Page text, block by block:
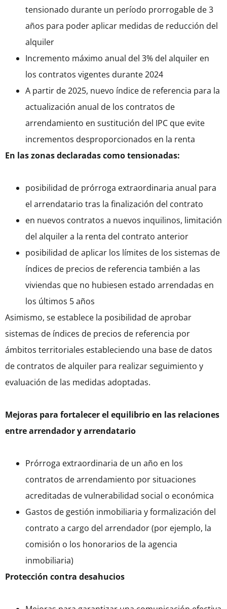
tensionado durante un período prorrogable de 3
años para poder aplicar medidas de reducción del
alquiler
Incremento máximo anual del 3% del alquiler en
los contratos vigentes durante 2024
A partir de 2025, nuevo índice de referencia para la
actualización anual de los contratos de
arrendamiento en sustitución del IPC que evite
incrementos desproporcionados en la renta
En las zonas declaradas como tensionadas:
posibilidad de prórroga extraordinaria anual para
el arrendatario tras la finalización del contrato
en nuevos contratos a nuevos inquilinos, limitación
del alquiler a la renta del contrato anterior
posibilidad de aplicar los límites de los sistemas de
índices de precios de referencia también a las
viviendas que no hubiesen estado arrendadas en
los últimos 5 años
Asimismo, se establece la posibilidad de aprobar
sistemas de índices de precios de referencia por
ámbitos territoriales estableciendo una base de datos
de contratos de alquiler para realizar seguimiento y
evaluación de las medidas adoptadas.
Mejoras para fortalecer el equilibrio en las relaciones
entre arrendador y arrendatario
Prórroga extraordinaria de un año en los
contratos de arrendamiento por situaciones
acreditadas de vulnerabilidad social o económica
Gastos de gestión inmobiliaria y formalización del
contrato a cargo del arrendador (por ejemplo, la
comisión o los honorarios de la agencia
inmobiliaria)
Protección contra desahucios